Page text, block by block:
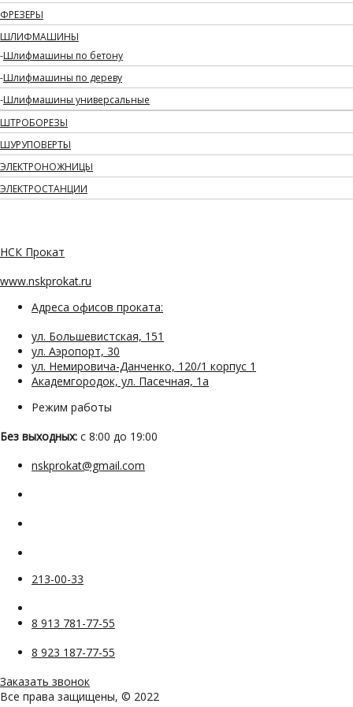
ФРЕЗЕРЫ
ШЛИФМАШИНЫ
Шлифмашины по бетону
Шлифмашины по дереву
Шлифмашины универсальные
ШТРОБОРЕЗЫ
ШУРУПОВЕРТЫ
ЭЛЕКТРОНОЖНИЦЫ
ЭЛЕКТРОСТАНЦИИ
НСК Прокат
www.nskprokat.ru
Адреса офисов проката:
ул. Большевистская, 151
ул. Аэропорт, 30
ул. Немировича-Данченко, 120/1 корпус 1
Академгородок, ул. Пасечная, 1а
Режим работы
Без выходных: с 8:00 до 19:00
nskprokat@gmail.com
213-00-33
8 913 781-77-55
8 923 187-77-55
Заказать звонок
Все права защищены, © 2022